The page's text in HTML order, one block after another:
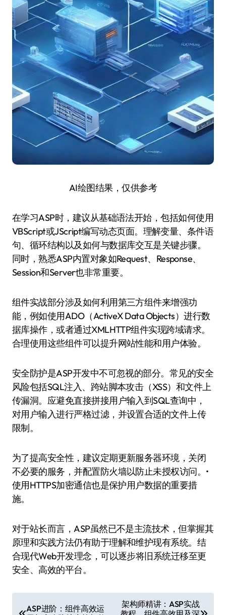
AI绘图结果，仅供参考
在学习ASP时，建议从基础语法开始，包括如何使用
VBScript或JScript编写动态页面。理解变量、条件语
句、循环结构以及如何与数据库交互是关键步骤。
同时，熟悉ASP内置对象如Request、Response、
Session和Server也非常重要。
组件实战部分涉及如何利用第三方组件来增强功
能，例如使用ADO（ActiveX Data Objects）进行数
据库操作，或者通过XMLHTTP组件实现跨域请求。
合理使用这些组件可以提升网站性能和用户体验。
安全防护是ASP开发中不可忽视的部分。常见的安全
风险包括SQL注入、跨站脚本攻击（XSS）和文件上
传漏洞。应避免直接拼接用户输入到SQL查询中，
对用户输入进行严格过滤，并设置合适的文件上传
限制。
为了提高安全性，建议定期更新服务器环境，关闭
不必要的服务，并配置防火墙以防止未授权访问。•
使用HTTPS加密通信也是保护用户数据的重要措
施。
对于站长而言，ASP虽然已不是主流技术，但掌握其
原理和实践方法仍有助于理解和维护现有系统。结
合现代Web开发理念，可以逐步将旧系统迁移至更
安全、高效的平台。
ASP进阶：组件高效运
架构师精讲：ASP实战